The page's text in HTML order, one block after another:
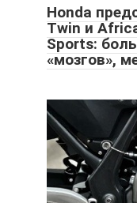
Honda
Twin и
Sports:
«мозгов»,